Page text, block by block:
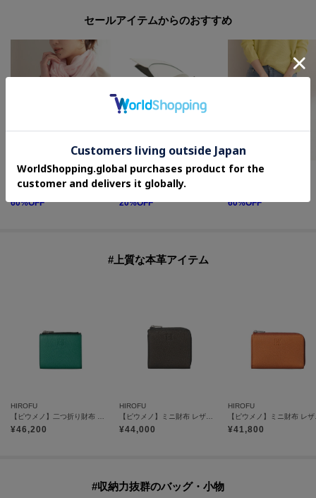
セールアイテムからのおすすめ
UNTITLED
3,564
60%OFF
one'sterrace
¥ 2,552
20%OFF
UNTITLED
60%OFF
#上質な本革アイテム
HIROFU
¥46,200
HIROFU
¥44,000
HIROFU
¥41,800
#収納力抜群のバッグ・小物